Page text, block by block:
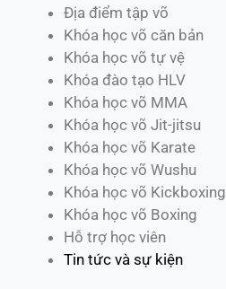
Địa điểm tập võ
Khóa học võ căn bản
Khóa học võ tự vệ
Khóa đào tạo HLV
Khóa học võ MMA
Khóa học võ Jit-jitsu
Khóa học võ Karate
Khóa học võ Wushu
Khóa học võ Kickboxing
Khóa học võ Boxing
Hỗ trợ học viên
Tin tức và sự kiện